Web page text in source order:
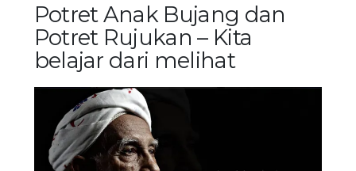
Potret Anak Bujang dan
Potret Rujukan – Kita
belajar dari melihat